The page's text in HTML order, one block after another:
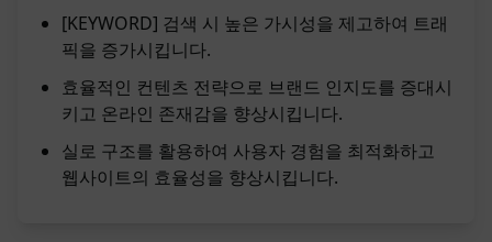
[KEYWORD] 검색 시 높은 가시성을 제고하여 트래
픽을 증가시킵니다.
효율적인 컨텐츠 전략으로 브랜드 인지도를 증대시
키고 온라인 존재감을 향상시킵니다.
실로 구조를 활용하여 사용자 경험을 최적화하고
웹사이트의 효율성을 향상시킵니다.